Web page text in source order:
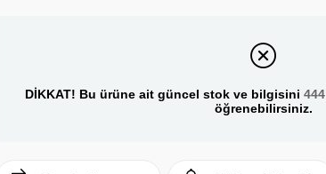
DİKKAT! Bu ürüne ait güncel stok ve bilgisini
öğrenebilirsiniz.